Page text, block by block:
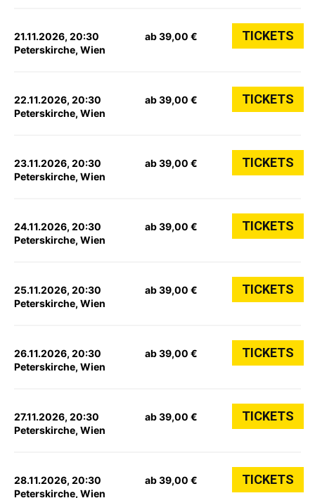
21.11.2026, 20:30
Peterskirche, Wien
ab 39,00 € TICKETS
22.11.2026, 20:30
Peterskirche, Wien
ab 39,00 € TICKETS
23.11.2026, 20:30
Peterskirche, Wien
ab 39,00 € TICKETS
24.11.2026, 20:30
Peterskirche, Wien
ab 39,00 € TICKETS
25.11.2026, 20:30
Peterskirche, Wien
ab 39,00 € TICKETS
26.11.2026, 20:30
Peterskirche, Wien
ab 39,00 € TICKETS
27.11.2026, 20:30
Peterskirche, Wien
ab 39,00 € TICKETS
28.11.2026, 20:30
Peterskirche, Wien
ab 39,00 € TICKETS